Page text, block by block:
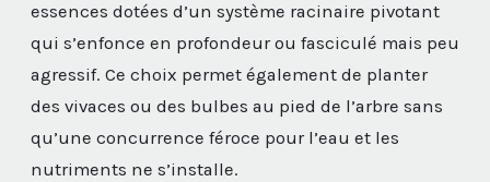
essences dotées d’un système racinaire pivotant
qui s’enfonce en profondeur ou fasciculé mais peu
agressif. Ce choix permet également de planter
des vivaces ou des bulbes au pied de l’arbre sans
qu’une concurrence féroce pour l’eau et les
nutriments ne s’installe.